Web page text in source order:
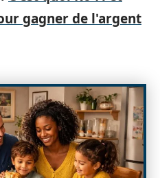
gagner de l'argent